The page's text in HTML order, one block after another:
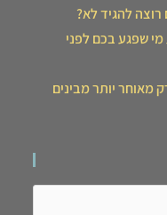
להגיד לא?
שפגע בכם לפני
מאוחר יותר מבינים